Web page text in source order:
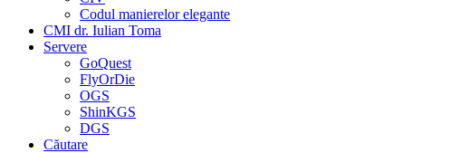
Codul manierelor elegante
CMI dr. Iulian Toma
Servere
GoQuest
FlyOrDie
OGS
ShinKGS
DGS
Căutare